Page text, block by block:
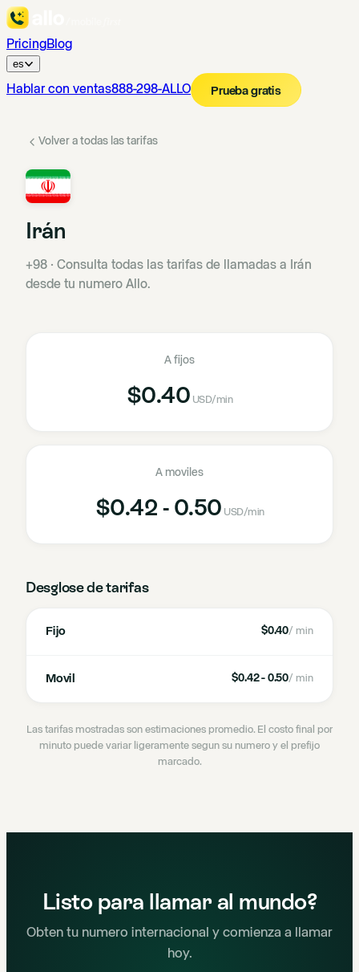
PricingBlog
es
Hablar con ventas888-298-ALLO Prueba gratis
Volver a todas las tarifas
Irán
+98 · Consulta todas las tarifas de llamadas a Irán
desde tu numero Allo.
A fijos
$0.40 USD/min
A moviles
$0.42 - 0.50 USD/min
Desglose de tarifas
Fijo $0.40/ min
Movil $0.42 - 0.50/ min
Las tarifas mostradas son estimaciones promedio. El costo final por
minuto puede variar ligeramente segun su numero y el prefijo
marcado.
Listo para llamar al mundo?
Obten tu numero internacional y comienza a llamar
hoy.